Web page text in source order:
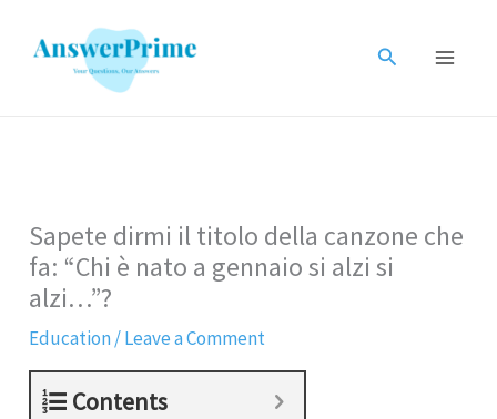
Search
Sapete dirmi il titolo della canzone che
fa: “Chi è nato a gennaio si alzi si
alzi…”?
Education/Leave a Comment
Contents